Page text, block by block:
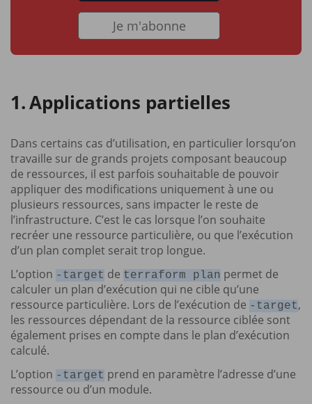
Je m'abonne
Applications partielles
Dans certains cas d’utilisation, en particulier lorsqu’on
travaille sur de grands projets composant beaucoup
de ressources, il est parfois souhaitable de pouvoir
appliquer des modifications uniquement à une ou
plusieurs ressources, sans impacter le reste de
l’infrastructure. C’est le cas lorsque l’on souhaite
recréer une ressource particulière, ou que l’exécution
d’un plan complet serait trop longue.
L’option -target de terraform plan permet de
calculer un plan d’exécution qui ne cible qu’une
ressource particulière. Lors de l’exécution de -target,
les ressources dépendant de la ressource ciblée sont
également prises en compte dans le plan d’exécution
calculé.
L’option -target prend en paramètre l’adresse d’une
ressource ou d’un module.